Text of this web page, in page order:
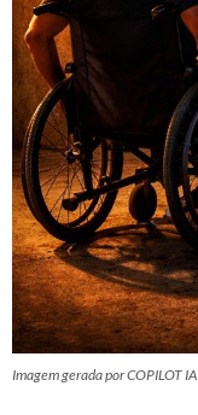
Imagem gerada por COPILOT IA